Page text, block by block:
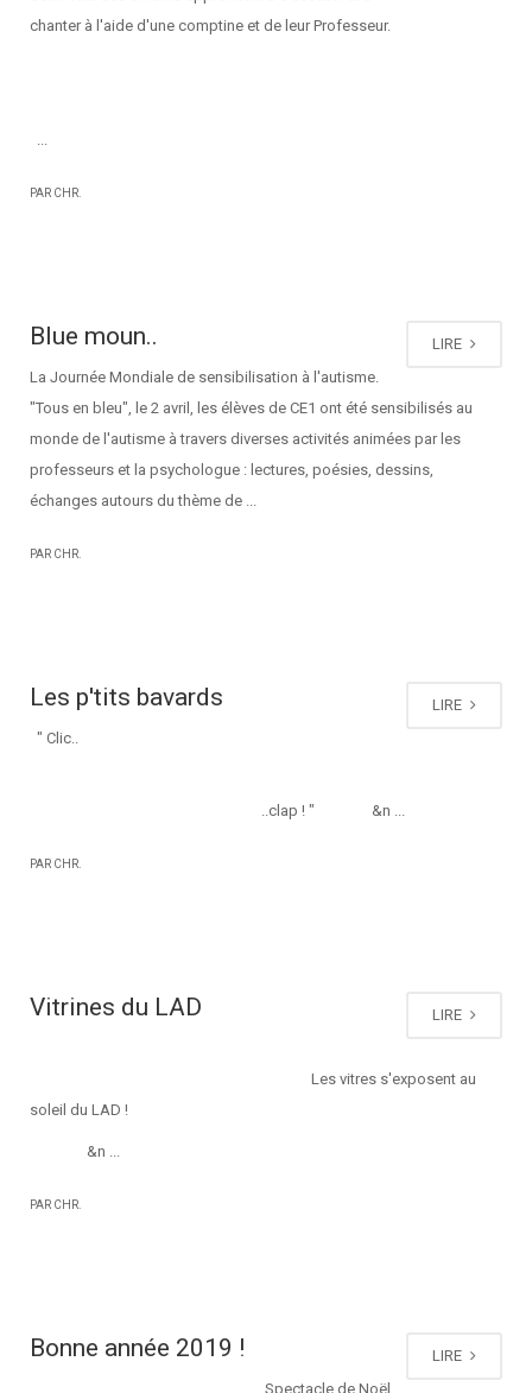
chanter à l'aide d'une comptine et de leur Professeur.
...
PAR CHR.
LIRE
Blue moun..
La Journée Mondiale de sensibilisation à l'autisme.
"Tous en bleu", le 2 avril, les élèves de CE1 ont été sensibilisés au
monde de l'autisme à travers diverses activités animées par les
professeurs et la psychologue : lectures, poésies, dessins,
échanges autours du thème de ...
PAR CHR.
LIRE
Les p'tits bavards
" Clic..
..clap ! " &n ...
PAR CHR.
LIRE
Vitrines du LAD
Les vitres s'exposent au
soleil du LAD !
&n ...
PAR CHR.
LIRE
Bonne année 2019 !
Spectacle de Noël